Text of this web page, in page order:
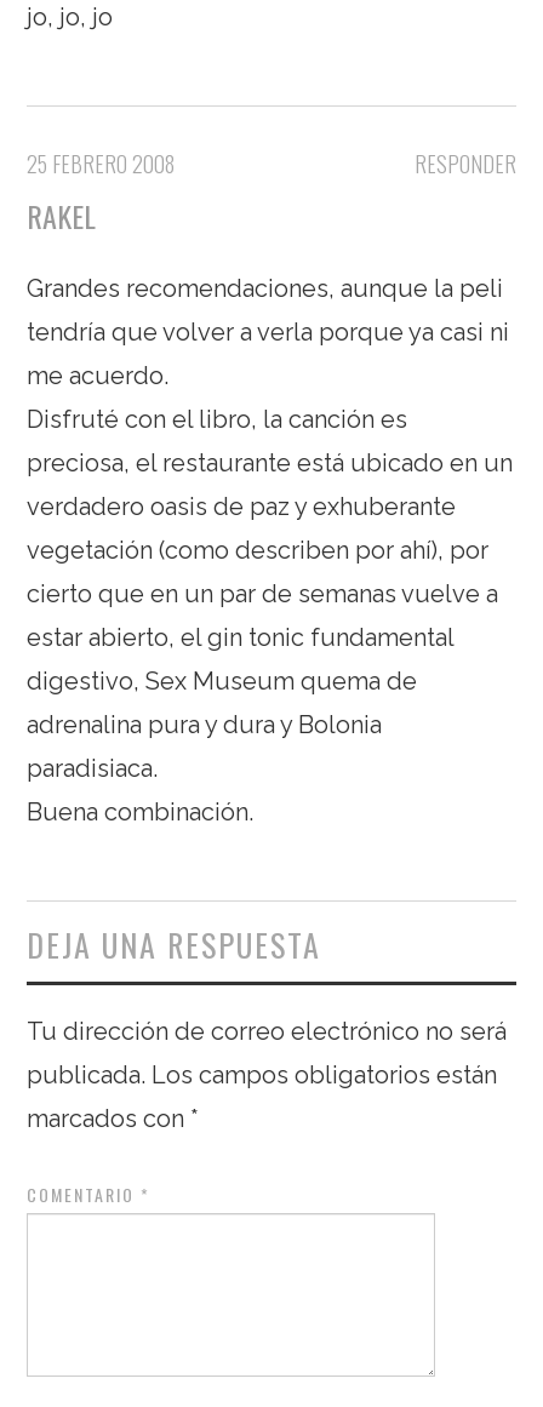
jo, jo, jo
RESPONDER
25 FEBRERO 2008
RAKEL
Grandes recomendaciones, aunque la peli
tendría que volver a verla porque ya casi ni
me acuerdo.
Disfruté con el libro, la canción es
preciosa, el restaurante está ubicado en un
verdadero oasis de paz y exhuberante
vegetación (como describen por ahí), por
cierto que en un par de semanas vuelve a
estar abierto, el gin tonic fundamental
digestivo, Sex Museum quema de
adrenalina pura y dura y Bolonia
paradisiaca.
Buena combinación.
DEJA UNA RESPUESTA
Tu dirección de correo electrónico no será
publicada. Los campos obligatorios están
marcados con *
COMENTARIO *